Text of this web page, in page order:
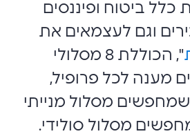
ביטוח ופיננסים
וגם לעצמאים את
", הכוללת 8 מסלולי
מענה לכל פרופיל,
מסלול מנייתי
מסלול סולידי.